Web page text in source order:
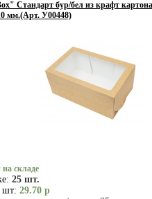
Стандарт бур/бел из крафт
мм.(Арт. У00448)
складе
25 шт.
шт: 29.70 р